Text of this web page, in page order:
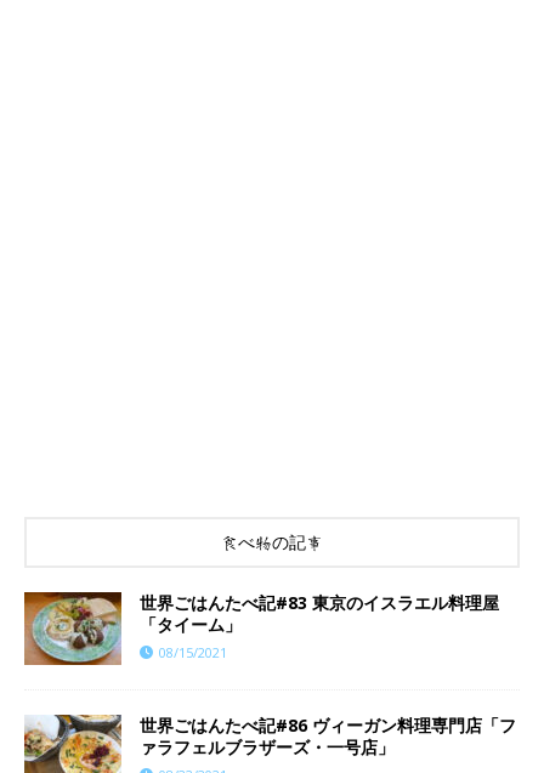
食べ物の記事
世界ごはんたべ記#83 東京のイスラエル料理屋
「タイーム」
08/15/2021
世界ごはんたべ記#86 ヴィーガン料理専門店「フ
ァラフェルブラザーズ・一号店」